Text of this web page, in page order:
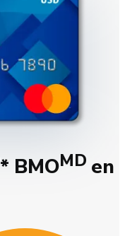
* BMOMD en